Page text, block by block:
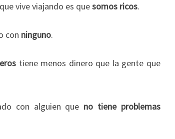
vive viajando es quesomos ricos.
con ninguno.
tiene menos dinero que la gente que
con alguien que no tiene problemas